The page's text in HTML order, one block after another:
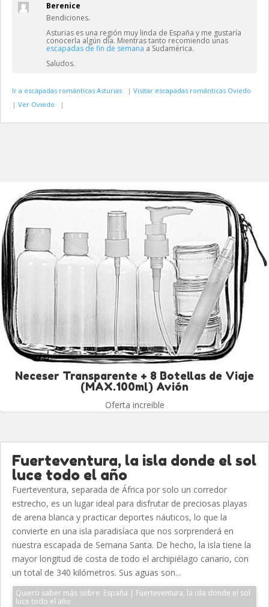
Berenice
Bendiciones.
Asturias es una región muy linda de España y me gustaría
conocerla algún día. Mientras tanto recomiendo unas
escapadas de fin de semana a Sudamérica.
Saludos.
Ir a escapadas románticas Asturias | Visitar escapadas románticas Oviedo
| Ver Oviedo |
Neceser Transparente + 8 Botellas de Viaje
(MAX.100ml) Avión
Oferta increible
Fuerteventura, la isla donde el sol
luce todo el año
Fuerteventura, separada de África por solo un corredor
estrecho, es un lugar ideal para disfrutar de preciosas playas
de arena blanca y practicar deportes náuticos, lo que la
convierte en una isla paradisíaca que nos sorprenderá en
nuestra escapada de Semana Santa. De hecho, la isla tiene la
mayor longitud de costa de todo el archipiélago canario, con
un total de 340 kilómetros. Sus aguas son...
Quiero saber más sobre: España | Fuerteventura, la isla donde el sol
luce todo el año